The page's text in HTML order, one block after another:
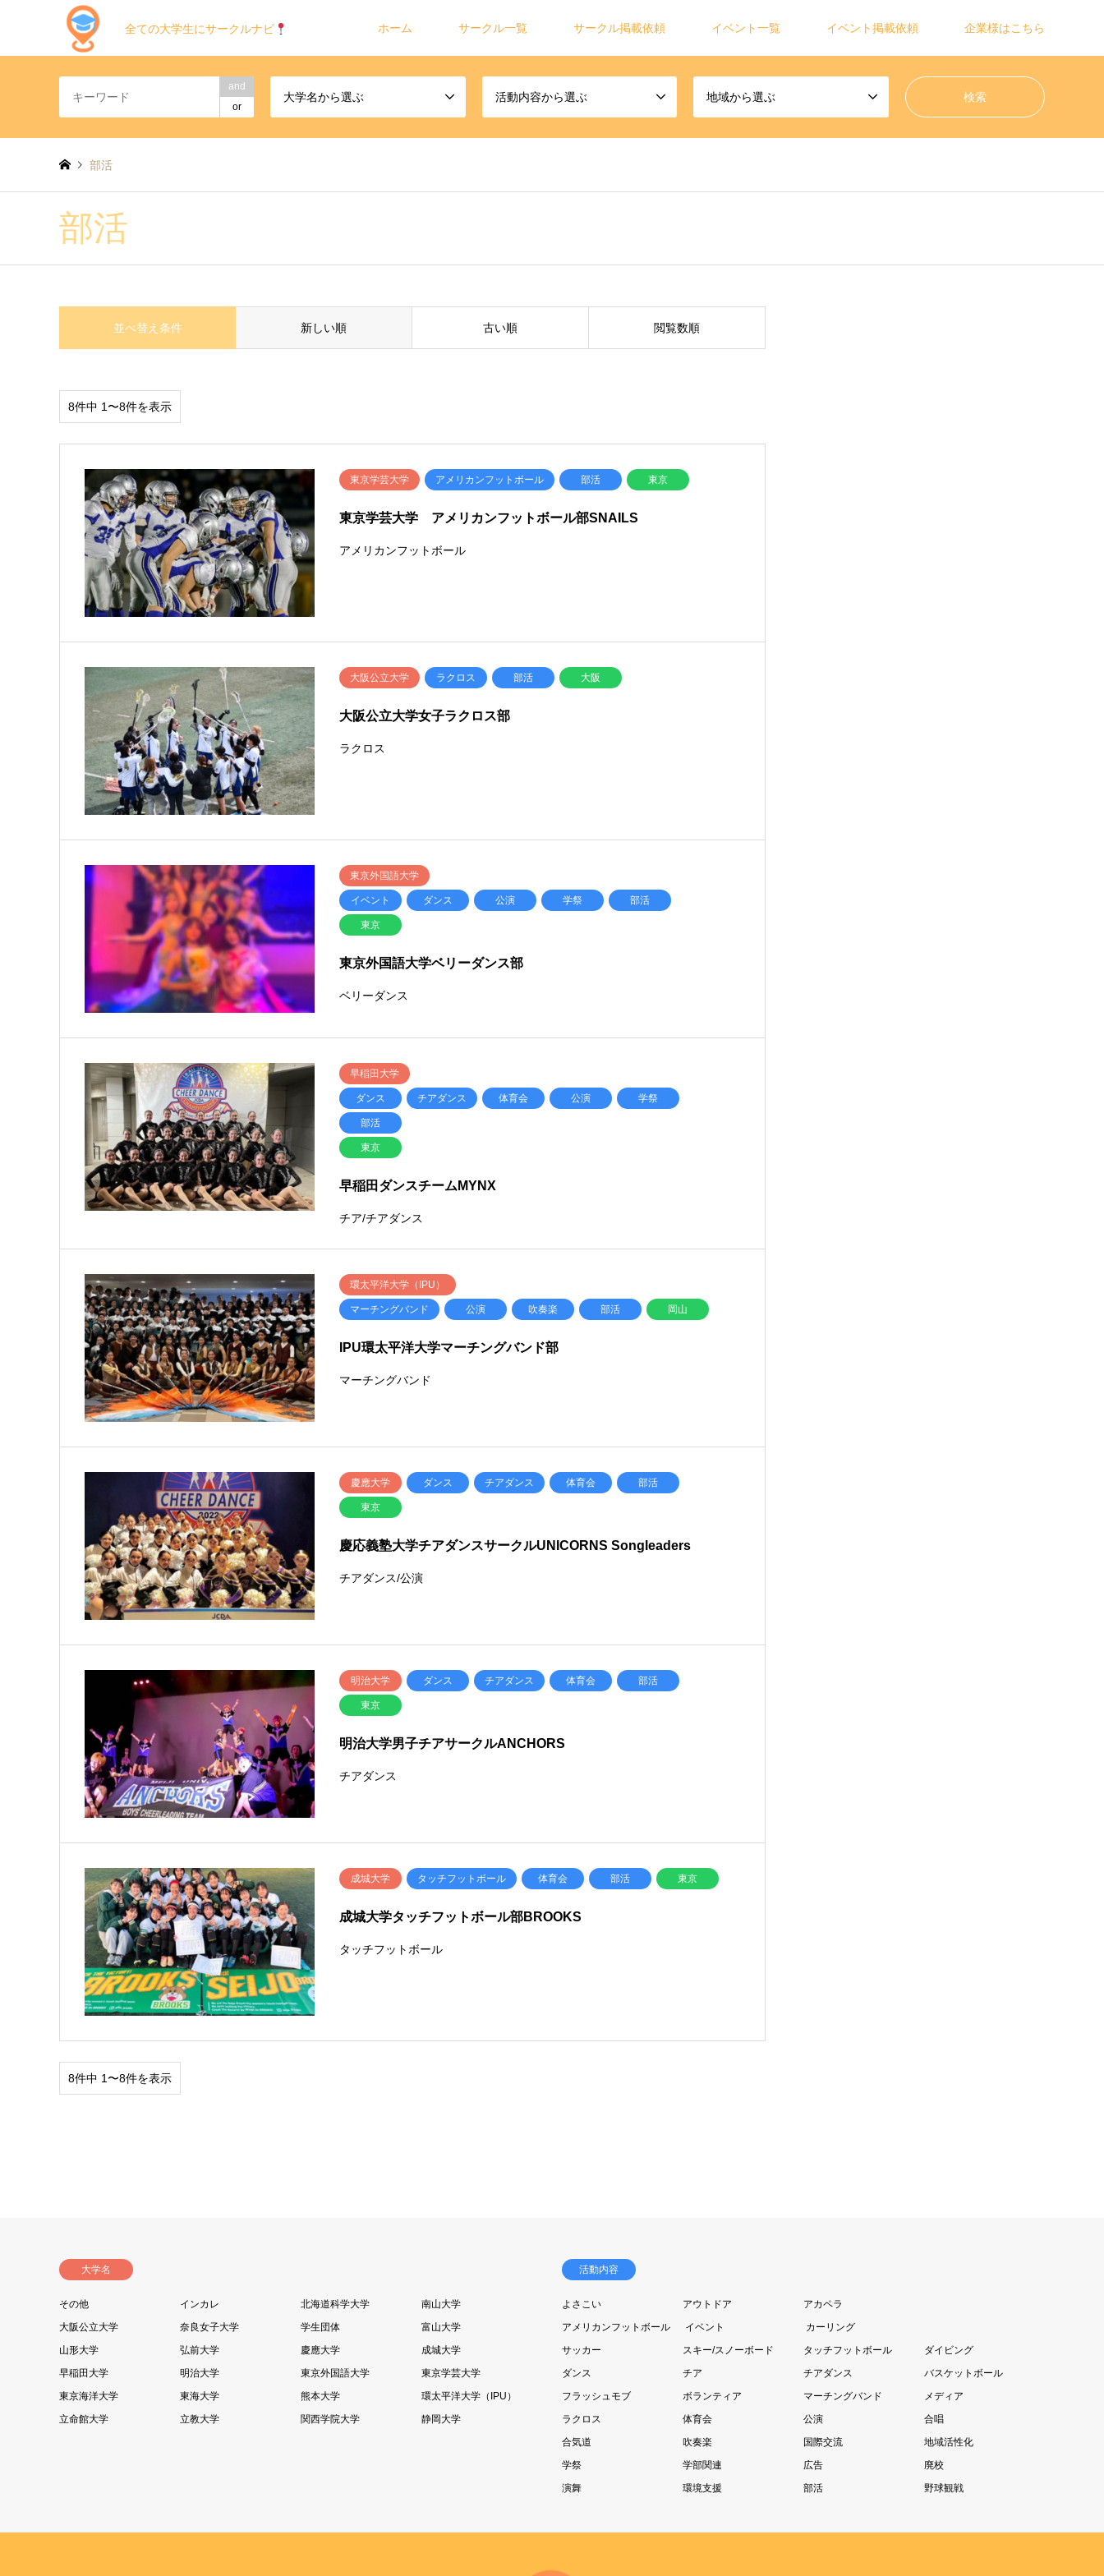
全ての大学生にサークルナビ ホーム サークル一覧 サークル掲載依頼 イベント一覧 イベント掲載依頼 企業様はこちら
and
or
大学名から選ぶ 活動内容から選ぶ 地域から選ぶ
部活
部活
並べ替え条件 新しい順 古い順 閲覧数順
8件中 1〜8件を表示
東京学芸大学 アメリカンフットボール 部活 東京
東京学芸大学 アメリカンフットボール部SNAILS
アメリカンフットボール
大阪公立大学 ラクロス 部活 大阪
大阪公立大学女子ラクロス部
ラクロス
東京外国語大学
イベント ダンス 公演 学祭 部活
東京
東京外国語大学ベリーダンス部
ベリーダンス
早稲田大学
ダンス チアダンス 体育会 公演 学祭
部活
東京
早稲田ダンスチームMYNX
チア/チアダンス
環太平洋大学（IPU）
マーチングバンド 公演 吹奏楽 部活 岡山
IPU環太平洋大学マーチングバンド部
マーチングバンド
慶應大学 ダンス チアダンス 体育会 部活
東京
慶応義塾大学チアダンスサークルUNICORNS Songleaders
チアダンス/公演
明治大学 ダンス チアダンス 体育会 部活
東京
明治大学男子チアサークルANCHORS
チアダンス
成城大学 タッチフットボール 体育会 部活 東京
成城大学タッチフットボール部BROOKS
タッチフットボール
8件中 1〜8件を表示
大学名
その他 インカレ 北海道科学大学
南山大学
大阪公立大学
奈良女子大学 学生団体
富山大学
山形大学
弘前大学 慶應大学
成城大学
早稲田大学
明治大学 東京外国語大学
東京学芸大学
東京海洋大学
東海大学 熊本大学
環太平洋大学（IPU）
立命館大学
立教大学 関西学院大学 静岡大学
活動内容
よさこい アウトドア
アカペラ
アメリカンフットボール
イベント
カーリング
サッカー
スキー/スノーボード タッチフットボール
ダイビング
ダンス
チア チアダンス
バスケットボール
フラッシュモブ
ボランティア マーチングバンド
メディア
ラクロス
体育会 公演
合唱
合気道
吹奏楽 国際交流
地域活性化
学祭
学部関連 広告
廃校
演舞
環境支援 部活 野球観戦